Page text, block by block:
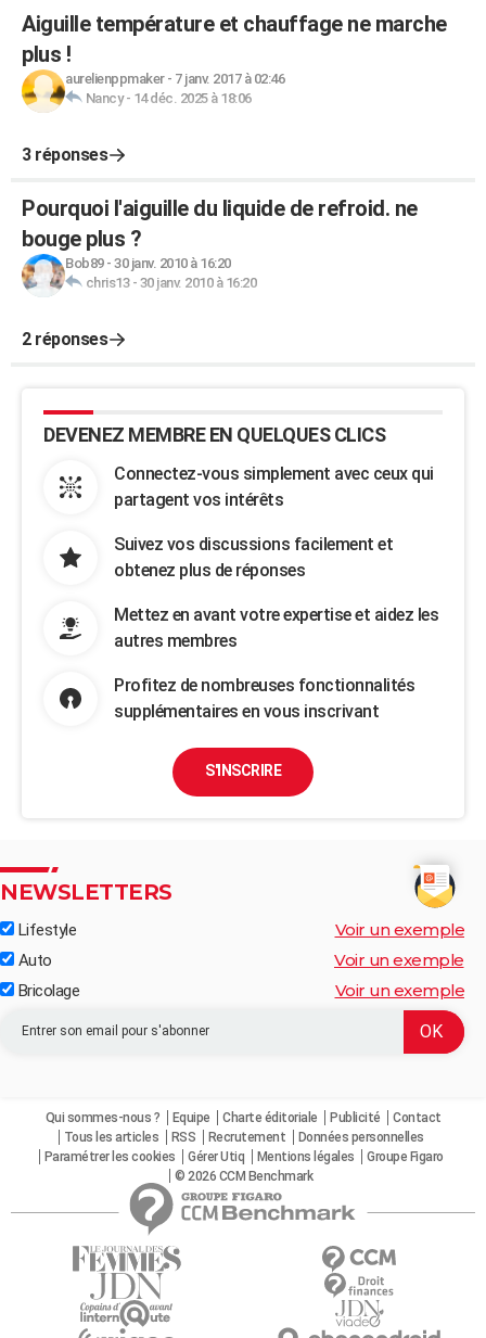
Aiguille température et chauffage ne marche
plus !
aurelienppmaker- 7 janv. 2017 à 02:46
Nancy- 14 déc. 2025 à 18:06
3 réponses
Pourquoi l'aiguille du liquide de refroid. ne
bouge plus ?
Bob89- 30 janv. 2010 à 16:20
chris13- 30 janv. 2010 à 16:20
2 réponses
DEVENEZ MEMBRE EN QUELQUES CLICS
Connectez-vous simplement avec ceux qui
partagent vos intérêts
Suivez vos discussions facilement et
obtenez plus de réponses
Mettez en avant votre expertise et aidez les
autres membres
Profitez de nombreuses fonctionnalités
supplémentaires en vous inscrivant
S'INSCRIRE
NEWSLETTERS
Lifestyle Voir un exemple
Auto Voir un exemple
Bricolage Voir un exemple
Qui sommes-nous ? Equipe Charte éditoriale Publicité
Contact
Tous les articles
RSS Recrutement
Données personnelles
Paramétrer les cookies
Gérer Utiq Mentions légales
Groupe Figaro
© 2026 CCM Benchmark